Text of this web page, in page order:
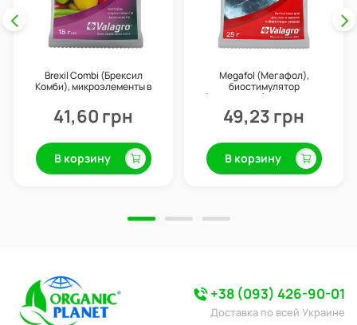
Brexil Combi (Брексил
Комби), микроэлементы в
41,60 грн
В корзину
Megafol (Мегафол),
биостимулятор
(антистресс), 25 г, Valagro
49,23 грн
В корзину
+38 (093) 426-90-01
Доставка по всей Украине